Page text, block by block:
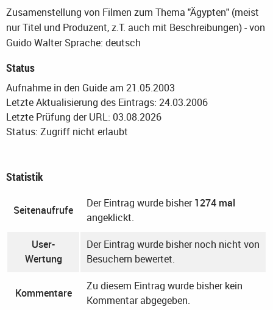
Zusamenstellung von Filmen zum Thema "Ägypten" (meist
nur Titel und Produzent, z.T. auch mit Beschreibungen) - von
Guido WalterSprache: deutsch
Status
Aufnahme in den Guide am 21.05.2003
Letzte Aktualisierung des Eintrags: 24.03.2006
Letzte Prüfung der URL: 03.08.2026
Status: Zugriff nicht erlaubt
Statistik
Seitenaufrufe
Der Eintrag wurde bisher1274 mal
angeklickt.
User-
Wertung
Der Eintrag wurde bisher noch nicht von
Besuchern bewertet.
Kommentare
Zu diesem Eintrag wurde bisher kein
Kommentar abgegeben.